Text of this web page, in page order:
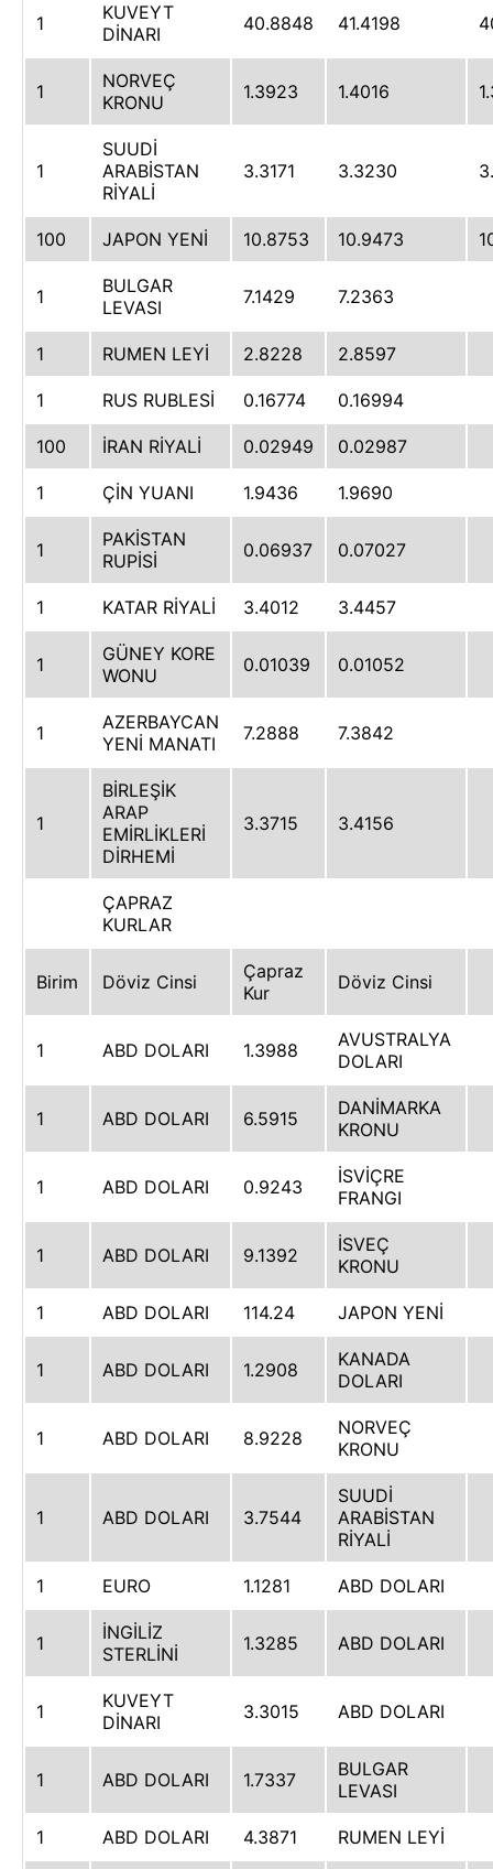
1
KUVEYT
DİNARI
40.8848 41.4198
1
NORVEÇ
KRONU
1.3923 1.4016
1
SUUDİ
ARABİSTAN
RİYALİ
3.3171 3.3230
100 JAPON YENİ 10.8753 10.9473
1
BULGAR
LEVASI
7.1429 7.2363
1 RUMEN LEYİ 2.8228 2.8597
1 RUS RUBLESİ 0.16774 0.16994
100 İRAN RİYALİ 0.02949 0.02987
1 ÇİN YUANI 1.9436 1.9690
1
PAKİSTAN
RUPİSİ
0.06937 0.07027
1 KATAR RİYALİ 3.4012 3.4457
1
GÜNEY KORE
WONU
0.01039 0.01052
1
AZERBAYCAN
YENİ MANATI
7.2888 7.3842
1
BİRLEŞİK
ARAP
EMİRLİKLERİ
DİRHEMİ
3.3715 3.4156
ÇAPRAZ
KURLAR
Birim Döviz Cinsi
Çapraz
Kur
Döviz Cinsi
1 ABD DOLARI 1.3988
AVUSTRALYA
DOLARI
1 ABD DOLARI 6.5915
DANİMARKA
KRONU
1 ABD DOLARI 0.9243
İSVİÇRE
FRANGI
1 ABD DOLARI 9.1392
İSVEÇ
KRONU
1 ABD DOLARI 114.24 JAPON YENİ
1 ABD DOLARI 1.2908
KANADA
DOLARI
1 ABD DOLARI 8.9228
NORVEÇ
KRONU
1 ABD DOLARI 3.7544
SUUDİ
ARABİSTAN
RİYALİ
1 EURO 1.1281 ABD DOLARI
1
İNGİLİZ
STERLİNİ
1.3285 ABD DOLARI
1
KUVEYT
DİNARI
3.3015 ABD DOLARI
1 ABD DOLARI 1.7337
BULGAR
LEVASI
1 ABD DOLARI 4.3871 RUMEN LEYİ